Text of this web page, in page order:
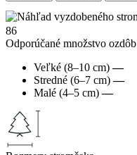
86
Odporúčané množstvo ozdôb
Veľké (8–10 cm) —
Stredné (6–7 cm) —
Malé (4–5 cm) —